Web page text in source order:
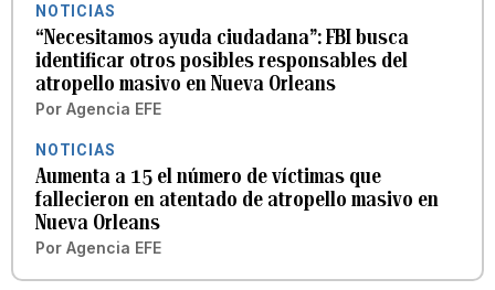
NOTICIAS
“Necesitamos ayuda ciudadana”: FBI busca
identificar otros posibles responsables del
atropello masivo en Nueva Orleans
Por Agencia EFE
NOTICIAS
Aumenta a 15 el número de víctimas que
fallecieron en atentado de atropello masivo en
Nueva Orleans
Por Agencia EFE